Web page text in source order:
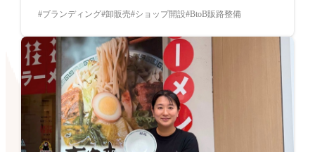
ブランディング 卸販売 ショップ開設 BtoB販路整備